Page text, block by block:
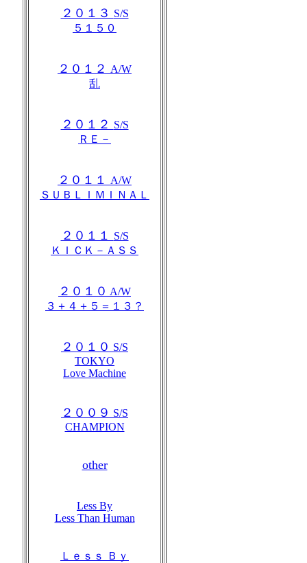
２０１３ S/S
５１５０
２０１２ A/W
乱
２０１２ S/S
ＲＥ－
２０１１
A/W
ＳＵＢＬＩＭＩＮＡＬ
２０１１
S/S
ＫＩＣＫ－ＡＳＳ
２０１０ A/W
３＋４＋５＝１３？
２０１０ S/S
TOKYO
Love Machine
２００９ S/S
CHAMPION
other
Less By
Less Than Human
Ｌｅｓｓ Ｂｙ